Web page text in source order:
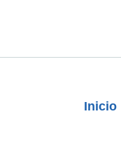
Inicio